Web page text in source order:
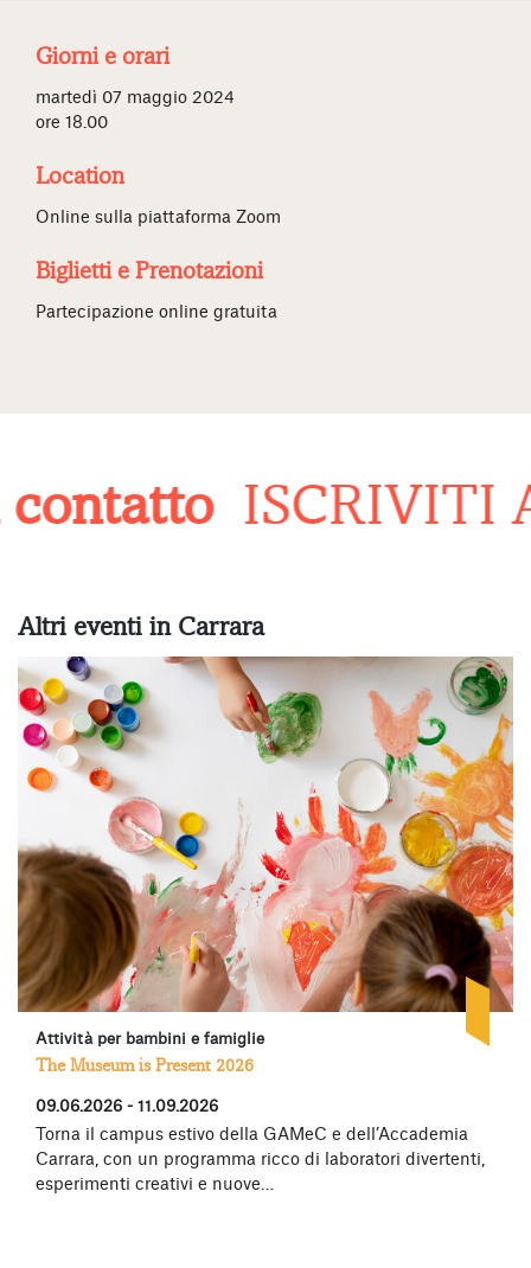
Giorni e orari
martedì 07 maggio 2024
ore 18.00
Location
Online sulla piattaforma Zoom
Biglietti e Prenotazioni
Partecipazione online gratuita
ISCRIVITI
Altri eventi in Carrara
Attività per bambini e famiglie
The Museum is Present 2026
09.06.2026 - 11.09.2026
Torna il campus estivo della GAMeC e dell’Accademia
Carrara, con un programma ricco di laboratori divertenti,
esperimenti creativi e nuove…